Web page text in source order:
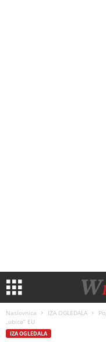
Naslovnica IZA OGLEDALA
„ubica“ EU
IZA OGLEDALA